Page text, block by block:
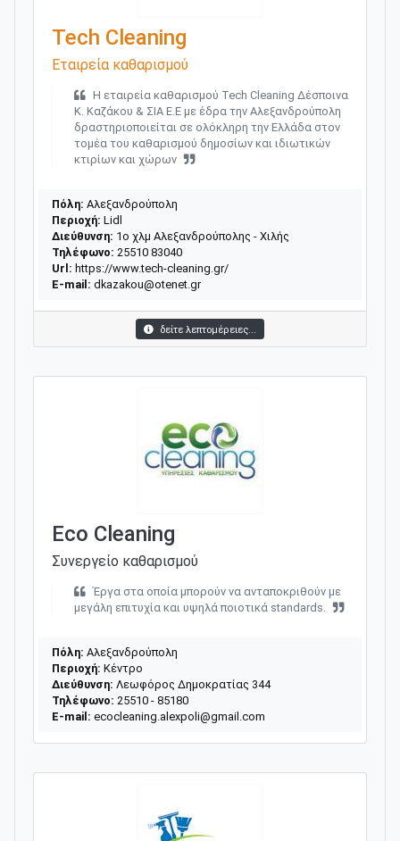
Tech Cleaning
Εταιρεία καθαρισμού
Η εταιρεία καθαρισμού Tech Cleaning Δέσποινα
Κ. Καζάκου & ΣΙΑ Ε.Ε με έδρα την Αλεξανδρούπολη
δραστηριοποιείται σε ολόκληρη την Ελλάδα στον
τομέα του καθαρισμού δημοσίων και ιδιωτικών
κτιρίων και χώρων
Πόλη: Αλεξανδρούπολη
Περιοχή: Lidl
Διεύθυνση: 1ο χλμ Αλεξανδρούπολης - Χιλής
Τηλέφωνο: 25510 83040
Url: https://www.tech-cleaning.gr/
E-mail: dkazakou@otenet.gr
δείτε λεπτομέρειες...
Eco Cleaning
Συνεργείο καθαρισμού
Έργα στα οποία μπορούν να ανταποκριθούν με
μεγάλη επιτυχία και υψηλά ποιοτικά standards.
Πόλη: Αλεξανδρούπολη
Περιοχή: Κέντρο
Διεύθυνση: Λεωφόρος Δημοκρατίας 344
Τηλέφωνο: 25510 - 85180
E-mail: ecocleaning.alexpoli@gmail.com